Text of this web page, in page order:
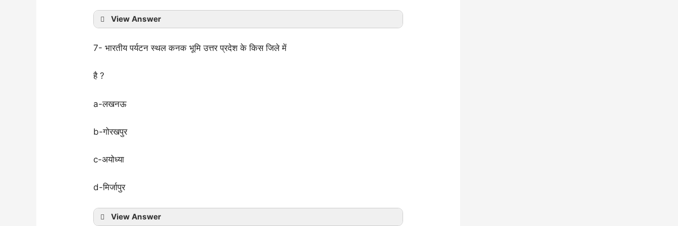
View Answer
7- भारतीय पर्यटन स्थल कनक भूमि उत्तर प्रदेश के किस जिले में
है ?
a-लखनऊ
b-गोरखपुर
c-अयोध्या
d-मिर्जापुर
View Answer